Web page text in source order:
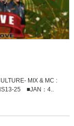
MIX & MC :
25 ■JAN：4..